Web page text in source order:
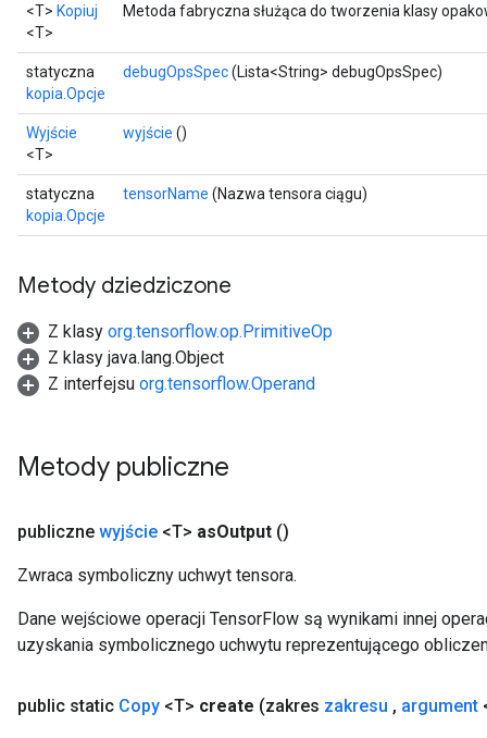
<T> Kopiuj
<T>
Metoda fabryczna służąca do tworzenia klasy
statyczna
kopia.Opcje
debugOpsSpec(Lista<String> debugOpsSpec)
Wyjście
<T>
wyjście ()
statyczna
kopia.Opcje
tensorName (Nazwa tensora ciągu)
Metody dziedziczone
Z klasy org.tensorflow.op.PrimitiveOp
Z klasy java.lang.Object
Z interfejsu org.tensorflow.Operand
Metody publiczne
publiczne wyjście <T> asOutput ()
Zwraca symboliczny uchwyt tensora.
Dane wejściowe operacji TensorFlow są wynikami innej
uzyskania symbolicznego uchwytu reprezentującego
public static Copy <T> create (zakres zakresu , argument